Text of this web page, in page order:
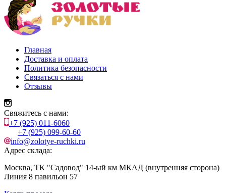
Главная
Доставка и оплата
Политика безопасности
Связаться с нами
Отзывы
Свяжитесь с нами:
+7 (925) 011-6060
+7 (925) 099-60-60
info@zolotye-ruchki.ru
Адрес склада:
Москва, ТК "Садовод" 14-ый км МКАД (внутренняя сторона)
Линия 8 павильон 57